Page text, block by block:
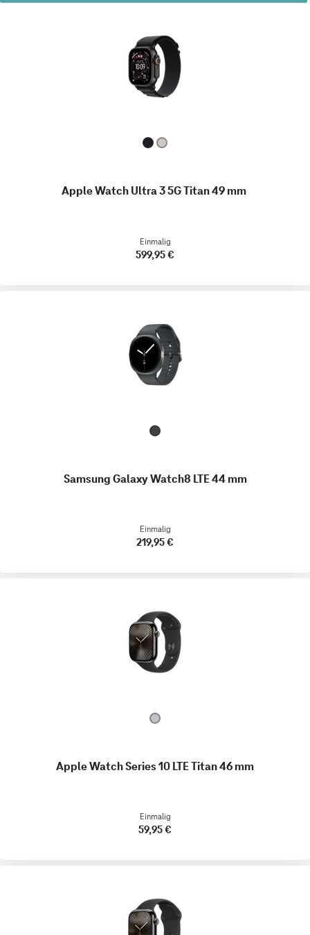
Apple Watch Ultra 3 5G Titan 49 mm
Einmalig
599,95 €
Samsung Galaxy Watch8 LTE 44 mm
Einmalig
219,95 €
Apple Watch Series 10 LTE Titan 46 mm
Einmalig
59,95 €